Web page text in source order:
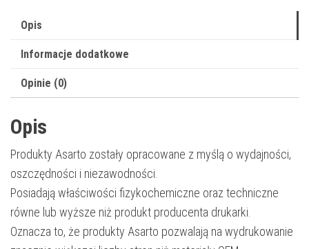
5500str.
magenta
Opis
Informacje dodatkowe
Opinie (0)
Opis
Produkty Asarto zostały opracowane z myślą o wydajności,
oszczędności i niezawodności.
Posiadają właściwości fizykochemiczne oraz techniczne
równe lub wyższe niż produkt producenta drukarki.
Oznacza to, że produkty Asarto pozwalają na wydrukowanie